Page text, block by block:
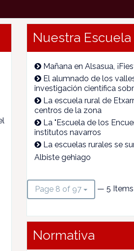
Nuestra Escuela
Mañana en Alsasua,
El alumnado de los
investigación científica
La escuela rural de
centros de la zona
La "Escuela de los
institutos navarros
La escuelas rurales se
Albiste gehiago
Page 8 of 97 — 5
Normativa